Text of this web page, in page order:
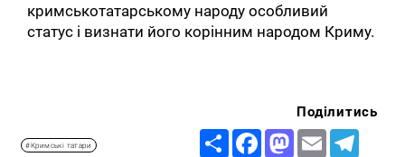
кримськотатарському народу особливий
статус і визнати його корінним народом Криму.
#Кримські татари
Поділитись
Share FacebookMastodon
Email